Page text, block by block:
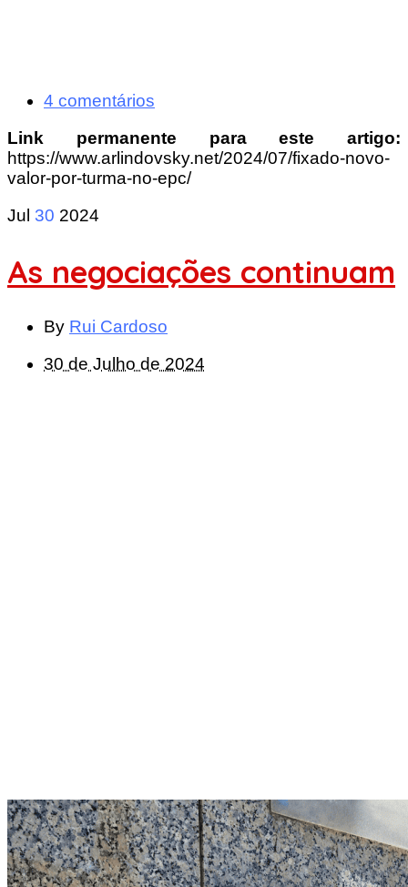
4 comentários
Link permanente para este artigo:
https://www.arlindovsky.net/2024/07/fixado-novo-
valor-por-turma-no-epc/
Jul 30 2024
As negociações continuam
By Rui Cardoso
30 de Julho de 2024